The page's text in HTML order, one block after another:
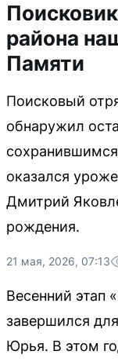
района
Памяти
Поисковый
обнаружил
оказался
Дмитрий
рождения.
21 мая, 2026, 07:13
Весенний этап
завершился
Юрья. В этом